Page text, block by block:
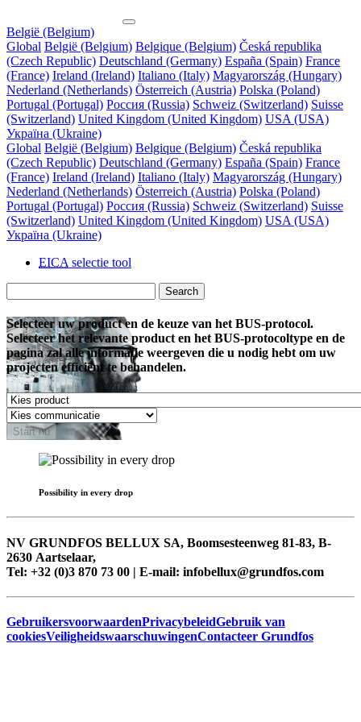
België (Belgium)
Global België (Belgium) Belgique (Belgium) Česká republika
(Czech Republic) Deutschland (Germany) España (Spain) France
(France) Ireland (Ireland) Italiano (Italy) Magyarország (Hungary)
Nederland (Netherlands) Österreich (Austria) Polska (Poland)
Portugal (Portugal) Россия (Russia) Schweiz (Switzerland) Suisse
(Switzerland) United Kingdom (United Kingdom) USA (USA)
Україна (Ukraine)
Global België (Belgium) Belgique (Belgium) Česká republika
(Czech Republic) Deutschland (Germany) España (Spain) France
(France) Ireland (Ireland) Italiano (Italy) Magyarország (Hungary)
Nederland (Netherlands) Österreich (Austria) Polska (Poland)
Portugal (Portugal) Россия (Russia) Schweiz (Switzerland) Suisse
(Switzerland) United Kingdom (United Kingdom) USA (USA)
Україна (Ukraine)
EICA selectie tool
Search
Selecteer uw product en de keuze van het BUS-protocol.
Selecteer het relevante product en het BUS-protocoltype en de
pagina zal alle informatie weergeven die u nodig hebt om uw
projecten efficiënt te behandelen.
Start nu
Possibility in every drop
NV GRUNDFOS BELLUX SA, Boomsesteenweg 81-83, B-
2630 Aartselaar,
Tel: +32 (0)3 870 73 00 | E-mail: infobellux@grundfos.com
GebruikersvoorwaardenPrivacybeleidGebruik van
cookiesVeiligheidswaarschuwingenContacteer Grundfos